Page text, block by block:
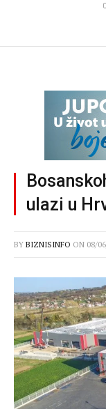
ulazi u
BY BIZNISINFO ON 08/